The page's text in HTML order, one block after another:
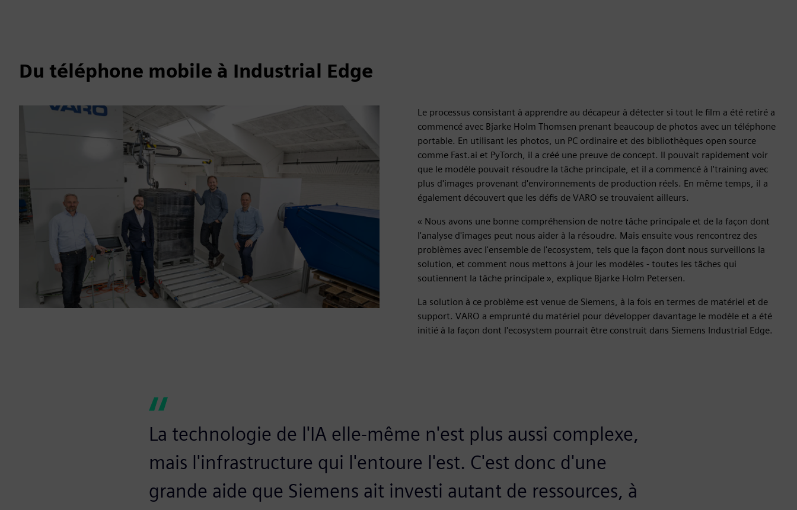
Du téléphone mobile à Industrial Edge
Le processus consistant à apprendre au décapeur à détecter si tout le film a été retiré a
commencé avec Bjarke Holm Thomsen prenant beaucoup de photos avec un téléphone
portable. En utilisant les photos, un PC ordinaire et des bibliothèques open source
comme Fast.ai et PyTorch, il a créé une preuve de concept. Il pouvait rapidement voir
que le modèle pouvait résoudre la tâche principale, et il a commencé à l'training avec
plus d'images provenant d'environnements de production réels. En même temps, il a
également découvert que les défis de VARO se trouvaient ailleurs.
« Nous avons une bonne compréhension de notre tâche principale et de la façon dont
l'analyse d'images peut nous aider à la résoudre. Mais ensuite vous rencontrez des
problèmes avec l'ensemble de l'ecosystem, tels que la façon dont nous surveillons la
solution, et comment nous mettons à jour les modèles - toutes les tâches qui
soutiennent la tâche principale », explique Bjarke Holm Petersen.
La solution à ce problème est venue de Siemens, à la fois en termes de matériel et de
support. VARO a emprunté du matériel pour développer davantage le modèle et a été
initié à la façon dont l'ecosystem pourrait être construit dans Siemens Industrial Edge.
La technologie de l'IA elle-même n'est plus aussi complexe,
mais l'infrastructure qui l'entoure l'est. C'est donc d'une
grande aide que Siemens ait investi autant de ressources, à